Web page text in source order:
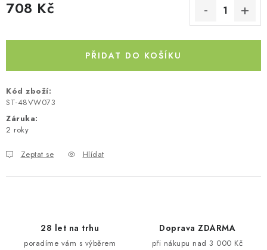
Obchodní podmínky
708 Kč
PŘIDAT DO KOŠÍKU
Kód zboží:
ST-48VW073
Záruka:
2 roky
Zeptat se Hlídat
28 let na trhu
poradíme vám s výběrem
Doprava ZDARMA
při nákupu nad 3 000 Kč